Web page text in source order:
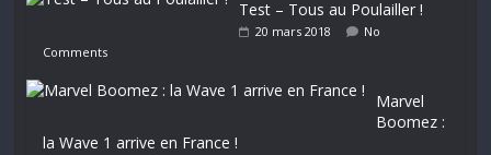
Test – Tous au Poulailler !
20 mars 2018
No
Comments
Marvel
Boomez :
la Wave 1 arrive en France !